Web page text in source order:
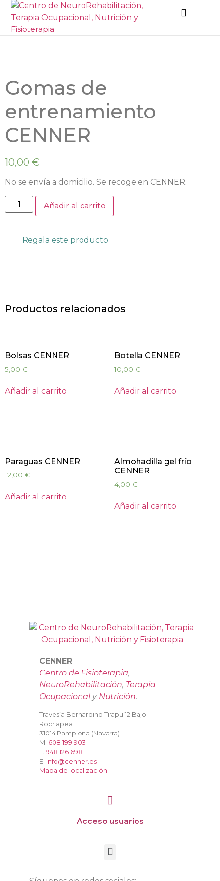
Gomas de
entrenamiento
CENNER
10,00 €
No se envía a domicilio. Se recoge en CENNER.
Añadir al carrito
Regala este producto
Productos relacionados
Bolsas CENNER
5,00 €
Añadir al carrito
Botella CENNER
10,00 €
Añadir al carrito
Paraguas CENNER
12,00 €
Añadir al carrito
Almohadilla gel frío
CENNER
4,00 €
Añadir al carrito
CENNER
Centro de Fisioterapia,
NeuroRehabilitación, Terapia
Ocupacional y Nutrición.
Travesía Bernardino Tirapu 12 Bajo –
Rochapea
31014 Pamplona (Navarra)
M. 608 199 903
T. 948 126 698
E. info@cenner.es
Mapa de localización
Acceso usuarios